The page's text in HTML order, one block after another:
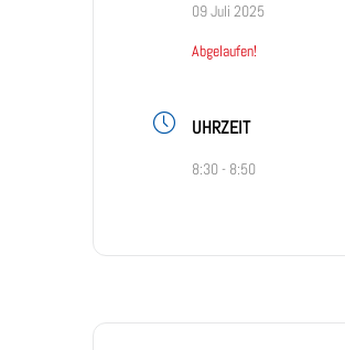
09 Juli 2025
Abgelaufen!
UHRZEIT
8:30 - 8:50